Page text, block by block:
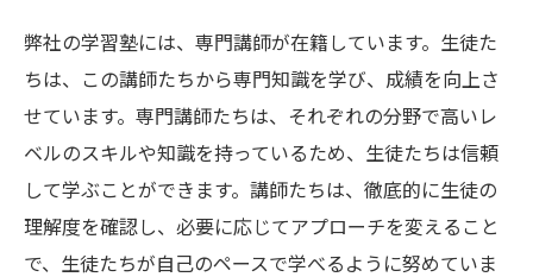
弊社の学習塾には、専門講師が在籍しています。生徒た
ちは、この講師たちから専門知識を学び、成績を向上さ
せています。専門講師たちは、それぞれの分野で高いレ
ベルのスキルや知識を持っているため、生徒たちは信頼
して学ぶことができます。講師たちは、徹底的に生徒の
理解度を確認し、必要に応じてアプローチを変えること
で、生徒たちが自己のペースで学べるように努めていま